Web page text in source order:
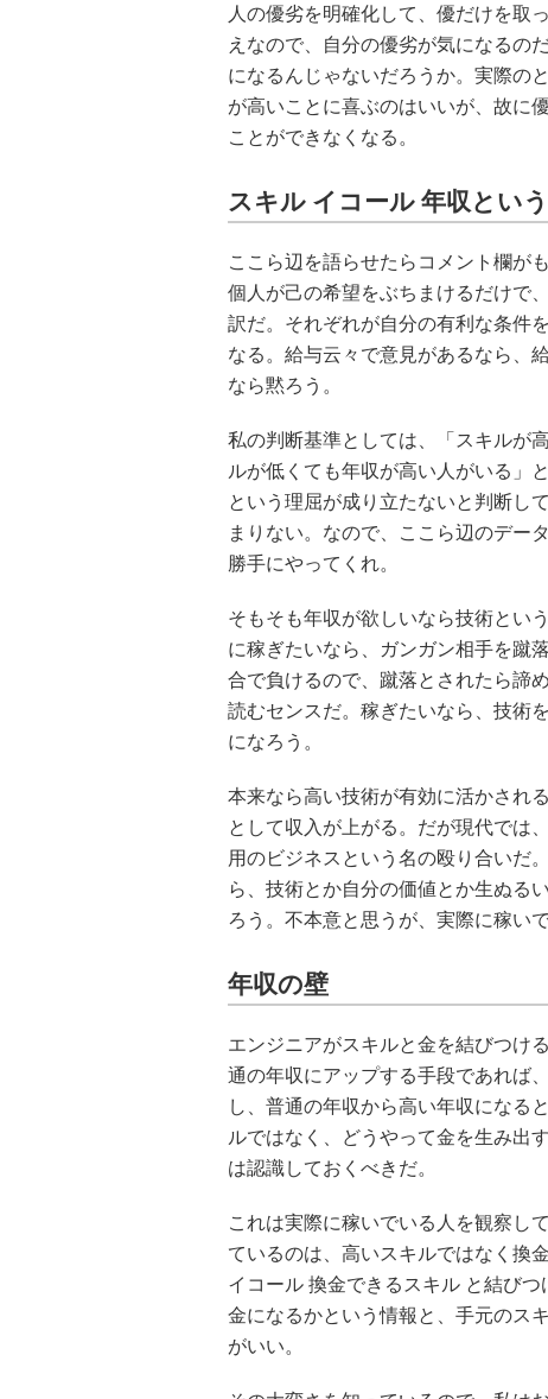
人の優劣を明確化して、優だけを取
えなので、自分の優劣が気になるの
になるんじゃないだろうか。実際の
が高いことに喜ぶのはいいが、故に
ことができなくなる。
スキル イコール 年収とい
ここら辺を語らせたらコメント欄が
個人が己の希望をぶちまけるだけで
訳だ。それぞれが自分の有利な条件
なる。給与云々で意見があるなら、
なら黙ろう。
私の判断基準としては、「スキルが
ルが低くても年収が高い人がいる」
という理屈が成り立たないと判断し
まりない。なので、ここら辺のデー
勝手にやってくれ。
そもそも年収が欲しいなら技術とい
に稼ぎたいなら、ガンガン相手を蹴
合で負けるので、蹴落とされたら諦
読むセンスだ。稼ぎたいなら、技術
になろう。
本来なら高い技術が有効に活かされ
として収入が上がる。だが現代では
用のビジネスという名の殴り合いだ
ら、技術とか自分の価値とか生ぬる
ろう。不本意と思うが、実際に稼い
年収の壁
エンジニアがスキルと金を結びつけ
通の年収にアップする手段であれば
し、普通の年収から高い年収になる
ルではなく、どうやって金を生み出
は認識しておくべきだ。
これは実際に稼いでいる人を観察し
ているのは、高いスキルではなく換
イコール 換金できるスキル と結び
金になるかという情報と、手元のス
がいい。